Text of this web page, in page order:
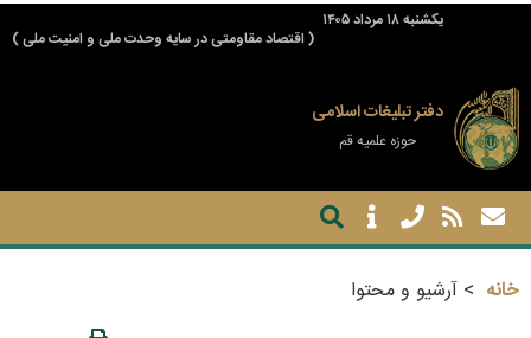
يكشنبه ۱۸ مرداد ۱۴۰۵
( اقتصاد مقاومتی در سایه وحدت ملی و امنیت ملی )
دفتر تبلیغات اسلامی
حوزه علمیه قم
خانه آرشیو و محتوا